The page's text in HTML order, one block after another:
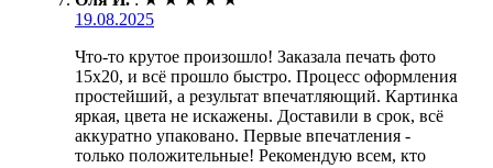
19.08.2025
Что-то крутое произошло! Заказала печать фото
15х20, и всё прошло быстро. Процесс оформления
простейший, а результат впечатляющий. Картинка
яркая, цвета не искажены. Доставили в срок, всё
аккуратно упаковано. Первые впечатления -
только положительные! Рекомендую всем, кто